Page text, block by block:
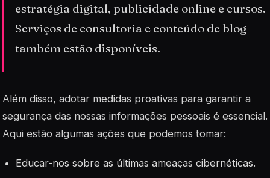
estratégia digital, publicidade online e cursos.
Serviços de consultoria e conteúdo de blog
também estão disponíveis.
Além disso, adotar medidas proativas para garantir a
segurança das nossas informações pessoais é essencial.
Aqui estão algumas ações que podemos tomar:
Educar-nos sobre as últimas ameaças cibernéticas.